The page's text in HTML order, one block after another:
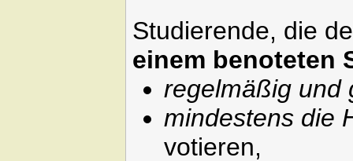
Studierende, die
einem benoteten
regelmäßig und
mindestens die
votieren,